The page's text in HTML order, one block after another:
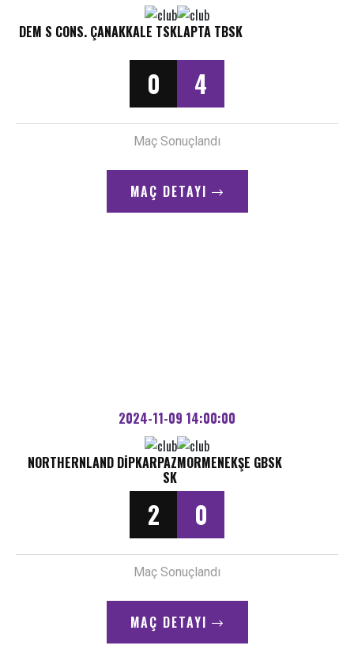
DEM S CONS. ÇANAKKALE TSK
0 4
LAPTA TBSK
Maç Sonuçlandı
MAÇ DETAYI
2024-11-09 14:00:00
NORTHERNLAND DIPKARPAZ
SK
2 0
MORMENEKŞE GBSK
Maç Sonuçlandı
MAÇ DETAYI